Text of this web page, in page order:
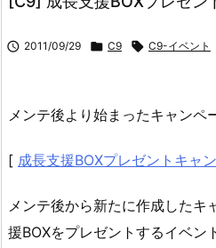
 2011/09/29  C9  C9-イベント
メンテ後より始まったキャンペ
[ 成長支援BOXプレゼントキャ
メンテ後から新たに作成した
援BOXをプレゼントするイベン